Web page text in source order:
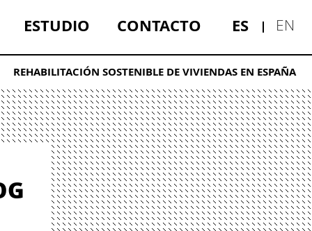
ESTUDIO CONTACTO ES EN
REHABILITACIÓN SOSTENIBLE DE VIVIENDAS EN ESPAÑA